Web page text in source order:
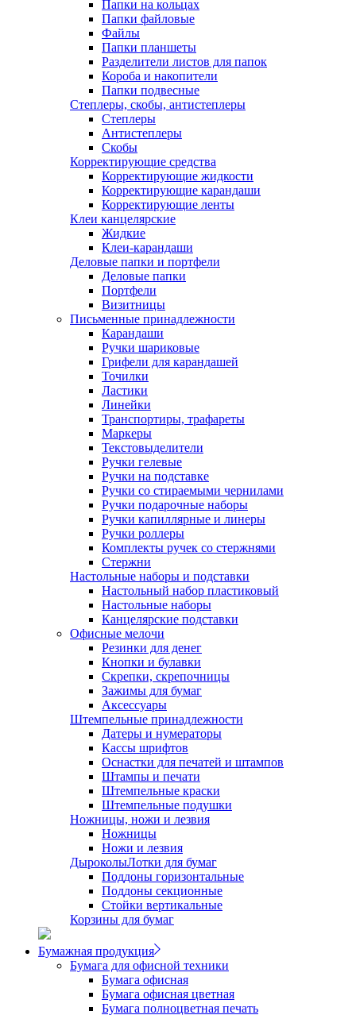
Папки на кольцах
Папки файловые
Файлы
Папки планшеты
Разделители листов для папок
Короба и накопители
Папки подвесные
Степлеры, скобы, антистеплеры
Степлеры
Антистеплеры
Скобы
Корректирующие средства
Корректирующие жидкости
Корректирующие карандаши
Корректирующие ленты
Клеи канцелярские
Жидкие
Клеи-карандаши
Деловые папки и портфели
Деловые папки
Портфели
Визитницы
Письменные принадлежности
Карандаши
Ручки шариковые
Грифели для карандашей
Точилки
Ластики
Линейки
Транспортиры, трафареты
Маркеры
Текстовыделители
Ручки гелевые
Ручки на подставке
Ручки со стираемыми чернилами
Ручки подарочные наборы
Ручки капиллярные и линеры
Ручки роллеры
Комплекты ручек со стержнями
Стержни
Настольные наборы и подставки
Настольный набор пластиковый
Настольные наборы
Канцелярские подставки
Офисные мелочи
Резинки для денег
Кнопки и булавки
Скрепки, скрепочницы
Зажимы для бумаг
Аксессуары
Штемпельные принадлежности
Датеры и нумераторы
Кассы шрифтов
Оснастки для печатей и штампов
Штампы и печати
Штемпельные краски
Штемпельные подушки
Ножницы, ножи и лезвия
Ножницы
Ножи и лезвия
ДыроколыЛотки для бумаг
Поддоны горизонтальные
Поддоны секционные
Стойки вертикальные
Корзины для бумаг
Бумажная продукция
Бумага для офисной техники
Бумага офисная
Бумага офисная цветная
Бумага полноцветная печать